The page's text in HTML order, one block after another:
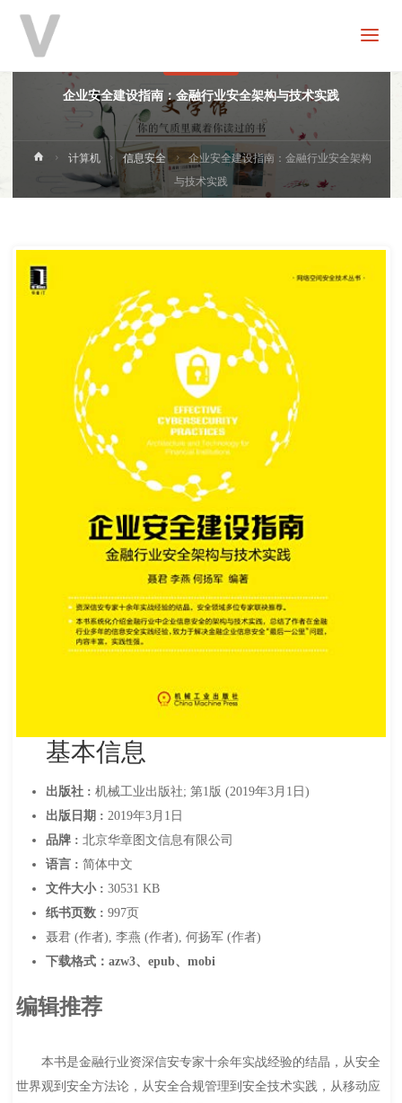
企业安全建设指南：金融行业安全架构与技术实践
首
计算机 信息安全
企业安全建设指南：金融行业安全架构
与技术实践
基本信息
出版社 : 机械工业出版社; 第1版 (2019年3月1日)
出版日期 : 2019年3月1日
品牌 : 北京华章图文信息有限公司
语言 : 简体中文
文件大小 : 30531 KB
纸书页数 : 997页
聂君 (作者), 李燕 (作者), 何扬军 (作者)
下载格式：azw3、epub、mobi
编辑推荐
本书是金融行业资深信安专家十余年实战经验的结晶，从安全
世界观到安全方法论，从安全合规管理到安全技术实践，从移动应